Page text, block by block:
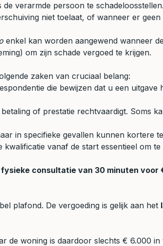
verarmde persoon te
niet toelaat, of wanneer er
enkel kan worden aangewend wanneer
om zijn schade vergoed te krijgen.
zaken van cruciaal belang:
die bewijzen dat u een uitgave
of prestatie rechtvaardigt. Soms
in specifieke gevallen kunnen kortere
vanaf de start essentieel om
fysieke consultatie van 30 minuten voor
plafond. De vergoeding is gelijk aan het
de woning is daardoor slechts € 6.000